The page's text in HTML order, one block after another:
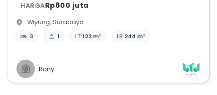
HARGARp800 juta
Wiyung, Surabaya
3 1 LT:122 m² LB: 244 m²
Rony